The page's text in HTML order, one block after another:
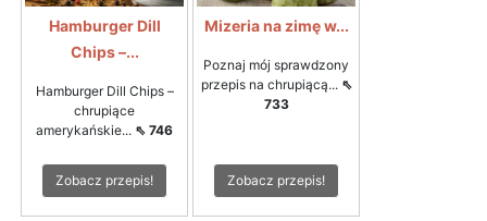
Hamburger Dill
Chips –...
Hamburger Dill Chips –
chrupiące
amerykańskie... ⇖ 746
Zobacz przepis!
Mizeria na zimę w...
Poznaj mój sprawdzony
przepis na chrupiącą... ⇖
733
Zobacz przepis!